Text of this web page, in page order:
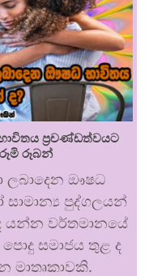
ප්‍රචණ්ඩත්වයට
රූබන්
ලබාදෙන ඖෂධ
පුද්ගලයන්
යන්න වර්තමානයේ
සමාජය තුළ ද